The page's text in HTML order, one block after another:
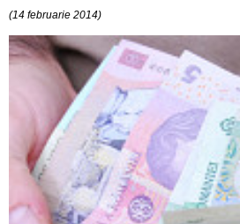
(14 februarie 2014)